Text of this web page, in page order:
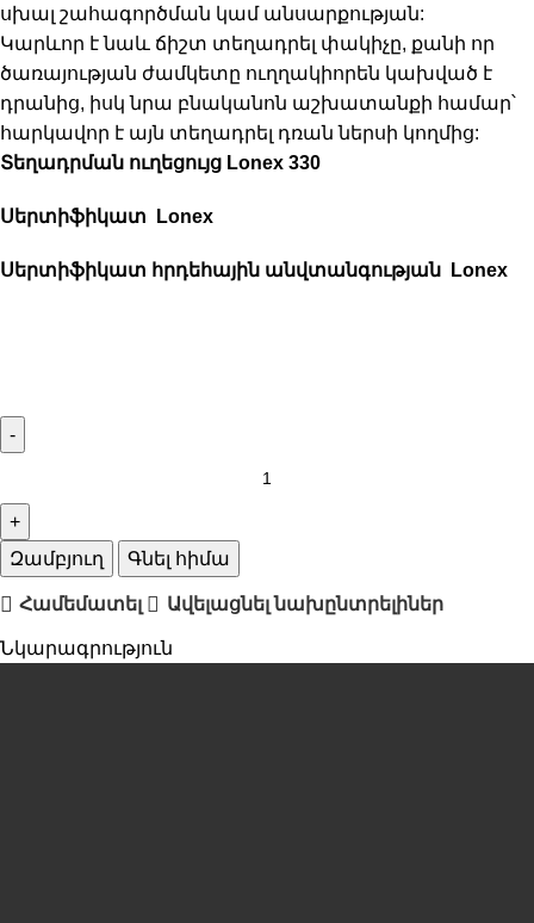
սխալ շահագործման կամ անսարքության:
Կարևոր է նաև ճիշտ տեղադրել փակիչը, քանի որ
ծառայության ժամկետը ուղղակիորեն կախված է
դրանից, իսկ նրա բնականոն աշխատանքի համար՝
հարկավոր է այն տեղադրել դռան ներսի կողմից:
Տեղադրման ուղեցույց Lonex 330
Սերտիֆիկատ Lonex
Սերտիֆիկատ հրդեհային անվտանգության Lonex
Զամբյուղ Գնել հիմա
Համեմատել Ավելացնել նախընտրելիներ
Նկարագրություն